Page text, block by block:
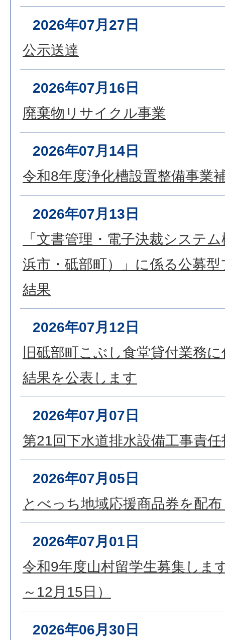
2026年07月27日
公示送達
2026年07月16日
廃棄物リサイクル事業
2026年07月14日
令和8年度浄化槽設置整備事業
2026年07月13日
「文書管理・電子決裁システ
浜市・砥部町）」に係る公募
結果
2026年07月12日
旧砥部町こぶし食堂貸付業務
結果を公表します
2026年07月07日
第21回下水道排水設備工事責
2026年07月05日
とべっち地域応援商品券を配
2026年07月01日
令和9年度山村留学生募集しま
～12月15日）
2026年06月30日